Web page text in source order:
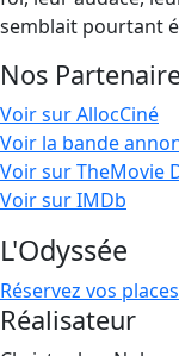
semblait pourtant
Nos
Voir sur AllocCiné
Voir la bande
Voir sur TheMovie
Voir sur IMDb
L'Odyssée
Réservez vos places
Réalisateur